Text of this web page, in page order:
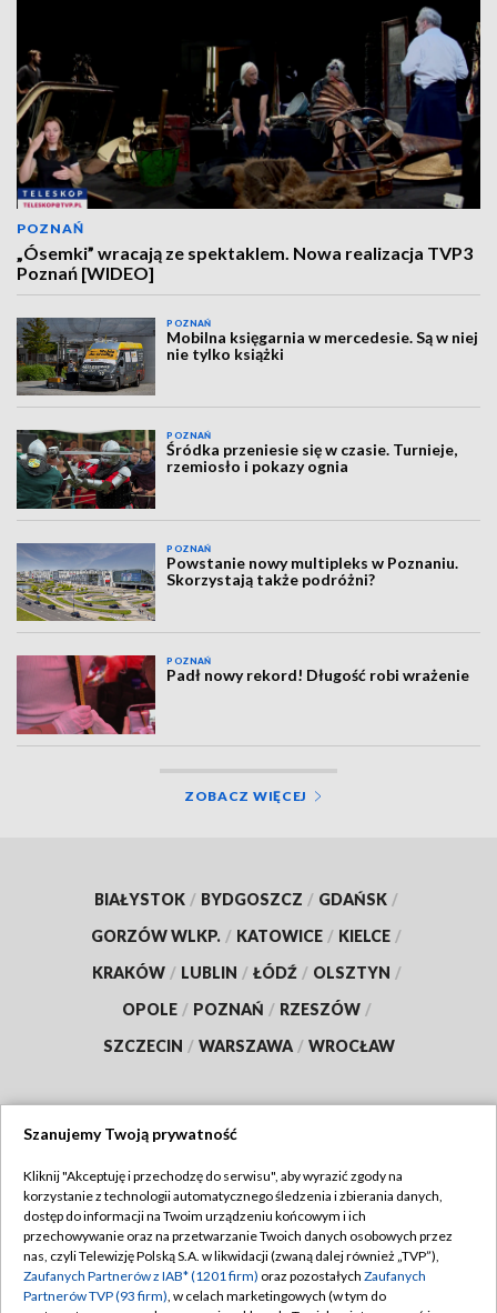
POZNAŃ
„Ósemki” wracają ze spektaklem. Nowa realizacja TVP3
Poznań [WIDEO]
POZNAŃ
Mobilna księgarnia w mercedesie. Są w niej
nie tylko książki
POZNAŃ
Śródka przeniesie się w czasie. Turnieje,
rzemiosło i pokazy ognia
POZNAŃ
Powstanie nowy multipleks w Poznaniu.
Skorzystają także podróżni?
POZNAŃ
Padł nowy rekord! Długość robi wrażenie
ZOBACZ WIĘCEJ
BIAŁYSTOK / BYDGOSZCZ / GDAŃSK /
GORZÓW WLKP. / KATOWICE / KIELCE /
KRAKÓW / LUBLIN / ŁÓDŹ / OLSZTYN /
OPOLE / POZNAŃ / RZESZÓW /
SZCZECIN / WARSZAWA / WROCŁAW
TVP
Abonament TVP
Emisja w TVP
Centrum informacji TVP
Regulamin TVP
Polityka prywatności
Szanujemy Twoją prywatność
Kliknij "Akceptuję i przechodzę do serwisu", aby wyrazić zgody na
korzystanie z technologii automatycznego śledzenia i zbierania danych,
dostęp do informacji na Twoim urządzeniu końcowym i ich
przechowywanie oraz na przetwarzanie Twoich danych osobowych przez
nas, czyli Telewizję Polską S.A. w likwidacji (zwaną dalej również „TVP”),
Zaufanych Partnerów z IAB* (1201 firm) oraz pozostałych Zaufanych
Partnerów TVP (93 firm), w celach marketingowych (w tym do